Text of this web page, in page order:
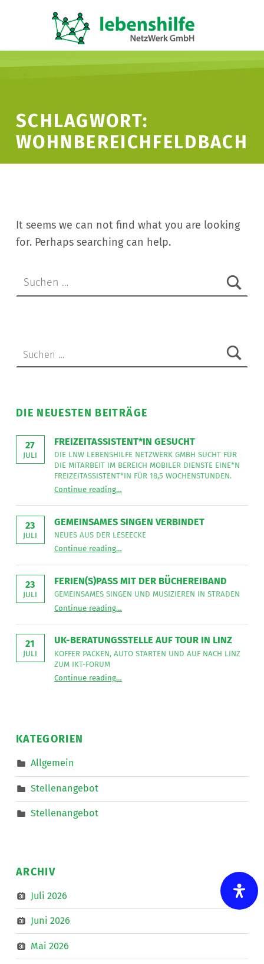
SCHLAGWORT:
WOHNBEREICHFELDBACH
It seems we can not find what you are looking
for. Perhaps searching can help.
DIE NEUESTEN BEITRÄGE
27
JULI
FREIZEITASSISTENT*IN GESUCHT
DIE LNW LEBENSHILFE NETZWERK GMBH SUCHT FÜR
DIE MITARBEIT IM BEREICH MOBILER DIENSTE EINE*N
FREIZEITASSISTENT*IN FÜR 18,5 WOCHENSTUNDEN.
Continue readingDie
Lebenshilfe
GmbH
für
die
im
Mobiler
eine*n
Freizeitassistent*in
für
…
23
JULI
GEMEINSAMES SINGEN VERBINDET
NEUES AUS DER LESEECKE
Continue readingNeues
der
”
…
23
JULI
FERIEN(S)PASS MIT DER BÜCHEREIBAND
GEMEINSAMES SINGEN UND MUSIZIEREN IN STRADEN
Continue readingGemeinsames
und
in
Straden
”
…
21
JULI
UK-BERATUNGSSTELLE AUF TOUR IN LINZ
KOFFER PACKEN, AUTO STARTEN UND AUF NACH LINZ
ZUM IKT-FORUM
Continue readingUK-Beratungsstelle auf Tour in Linz
Koffer
…
KATEGORIEN
Allgemein
Stellenangebot
Stellenangebot
ARCHIV
Juli 2026
Juni 2026
Mai 2026